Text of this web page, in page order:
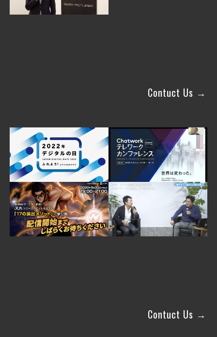
Contuct Us →
Contuct Us →